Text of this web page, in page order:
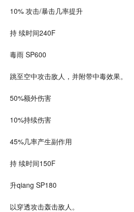
10% 攻击/暴击几率提升
持 续时间240F
毒雨 SP600
跳至空中攻击敌人，并附带中毒效果。
50%额外伤害
10%持续伤害
45%几率产生副作用
持 续时间150F
升qiang SP180
以穿透攻击轰击敌人。